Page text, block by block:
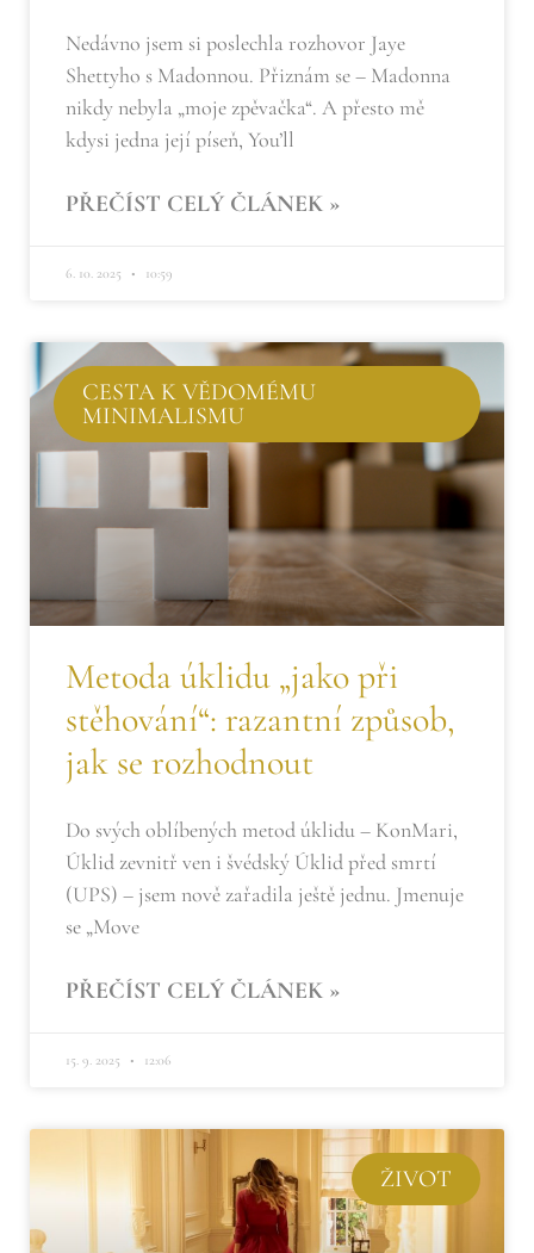
Nedávno jsem si poslechla rozhovor Jaye
Shettyho s Madonnou. Přiznám se – Madonna
nikdy nebyla „moje zpěvačka“. A přesto mě
kdysi jedna její píseň, You’ll
PŘEČÍST CELÝ ČLÁNEK »
6. 10. 2025 10:59
CESTA K VĚDOMÉMU
MINIMALISMU
Metoda úklidu „jako při
stěhování“: razantní způsob,
jak se rozhodnout
Do svých oblíbených metod úklidu – KonMari,
Úklid zevnitř ven i švédský Úklid před smrtí
(UPS) – jsem nově zařadila ještě jednu. Jmenuje
se „Move
PŘEČÍST CELÝ ČLÁNEK »
15. 9. 2025 12:06
ŽIVOT